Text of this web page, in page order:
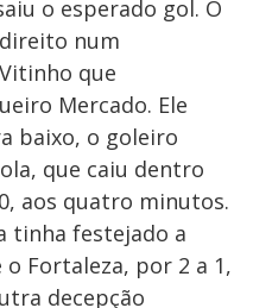
o esperado gol. O
num
que
Mercado. Ele
baixo, o goleiro
que caiu dentro
aos quatro minutos.
tinha festejado a
Fortaleza, por 2 a 1,
decepção